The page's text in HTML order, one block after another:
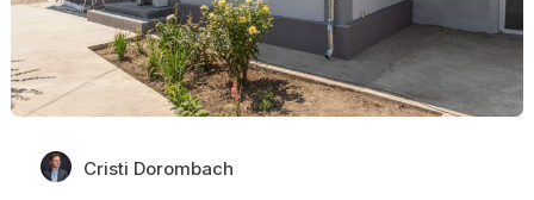
Cristi Dorombach